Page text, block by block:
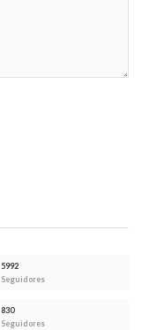
5992
Seguidores
830
Seguidores